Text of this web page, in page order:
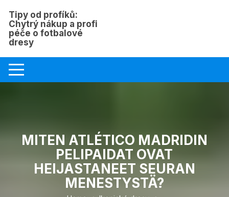
content
Tipy od profíků:
Chytrý nákup a profi
péče o fotbalové
dresy
MITEN ATLÉTICO MADRIDIN
PELIPAIDAT OVAT
HEIJASTANEET SEURAN
MENESTYSTÄ?